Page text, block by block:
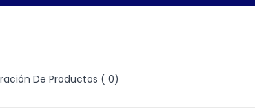
De Productos ( 0)